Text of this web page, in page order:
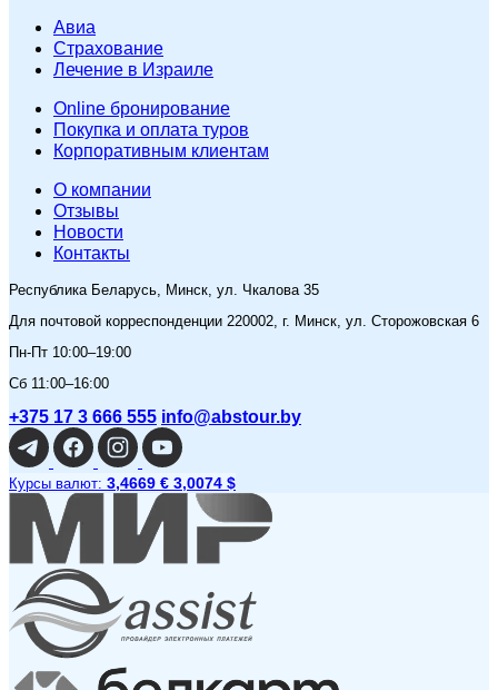
Авиа
Страхование
Лечение в Израиле
Online бронирование
Покупка и оплата туров
Корпоративным клиентам
O компании
Отзывы
Новости
Контакты
Республика Беларусь, Минск, ул. Чкалова 35
Для почтовой корреспонденции 220002, г. Минск, ул. Сторожовская 6
Пн-Пт 10:00–19:00
Сб 11:00–16:00
+375 17 3 666 555 info@abstour.by
Курсы валют: 3,4669 € 3,0074 $